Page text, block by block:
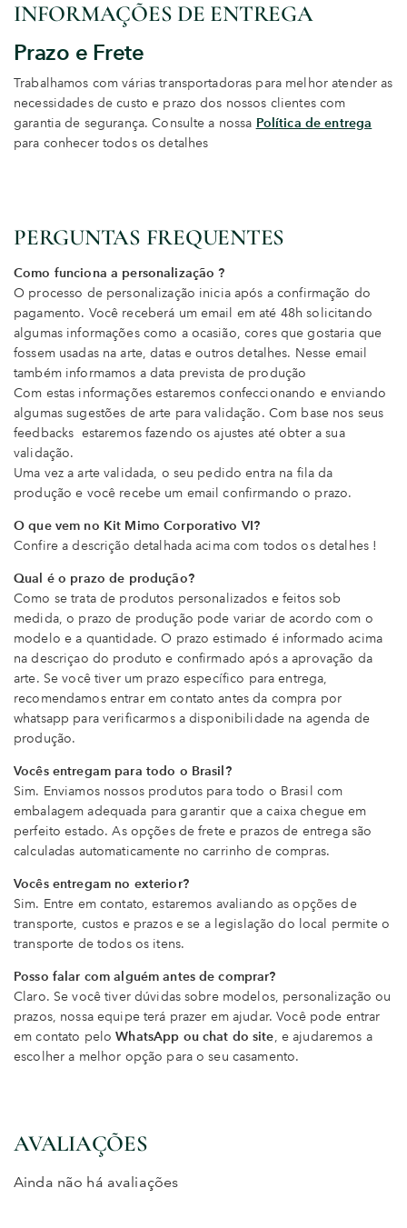
INFORMAÇÕES DE ENTREGA
Prazo e Frete
Trabalhamos com várias transportadoras para melhor atender as
necessidades de custo e prazo dos nossos clientes com
garantia de segurança. Consulte a nossa Política de entrega
para conhecer todos os detalhes
PERGUNTAS FREQUENTES
Como funciona a personalização ?
O processo de personalização inicia após a confirmação do
pagamento. Você receberá um email em até 48h solicitando
algumas informações como a ocasião, cores que gostaria que
fossem usadas na arte, datas e outros detalhes. Nesse email
também informamos a data prevista de produção
Com estas informações estaremos confeccionando e enviando
algumas sugestões de arte para validação. Com base nos seus
feedbacks estaremos fazendo os ajustes até obter a sua
validação.
Uma vez a arte validada, o seu pedido entra na fila da
produção e você recebe um email confirmando o prazo.
O que vem no Kit Mimo Corporativo VI?
Confire a descrição detalhada acima com todos os detalhes !
Qual é o prazo de produção?
Como se trata de produtos personalizados e feitos sob
medida, o prazo de produção pode variar de acordo com o
modelo e a quantidade. O prazo estimado é informado acima
na descriçao do produto e confirmado após a aprovação da
arte. Se você tiver um prazo específico para entrega,
recomendamos entrar em contato antes da compra por
whatsapp para verificarmos a disponibilidade na agenda de
produção.
Vocês entregam para todo o Brasil?
Sim. Enviamos nossos produtos para todo o Brasil com
embalagem adequada para garantir que a caixa chegue em
perfeito estado. As opções de frete e prazos de entrega são
calculadas automaticamente no carrinho de compras.
Vocês entregam no exterior?
Sim. Entre em contato, estaremos avaliando as opções de
transporte, custos e prazos e se a legislação do local permite o
transporte de todos os itens.
Posso falar com alguém antes de comprar?
Claro. Se você tiver dúvidas sobre modelos, personalização ou
prazos, nossa equipe terá prazer em ajudar. Você pode entrar
em contato peloWhatsApp ou chat do site, e ajudaremos a
escolher a melhor opção para o seu casamento.
AVALIAÇÕES
Ainda não há avaliações